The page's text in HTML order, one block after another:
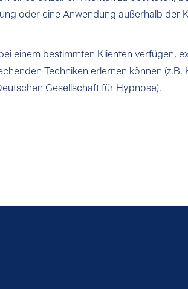
oder eine Anwendung außerhalb der
einem bestimmten Klienten verfügen,
Techniken erlernen können (z.B.
Gesellschaft für Hypnose).